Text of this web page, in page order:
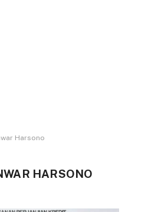
Harsono
HARSONO